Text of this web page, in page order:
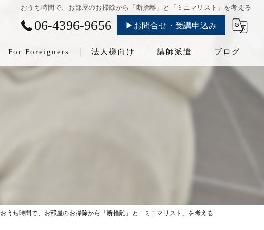
おうち時間で、お部屋のお掃除から「断捨離」と「ミニマリスト」を考える
06-4396-9656 ▶お問合せ・受講申込み
For Foreigners 法人様向け 講師派遣 ブログ
おうち時間で、お部屋のお掃除から「断捨離」と「ミニマリスト」を考える